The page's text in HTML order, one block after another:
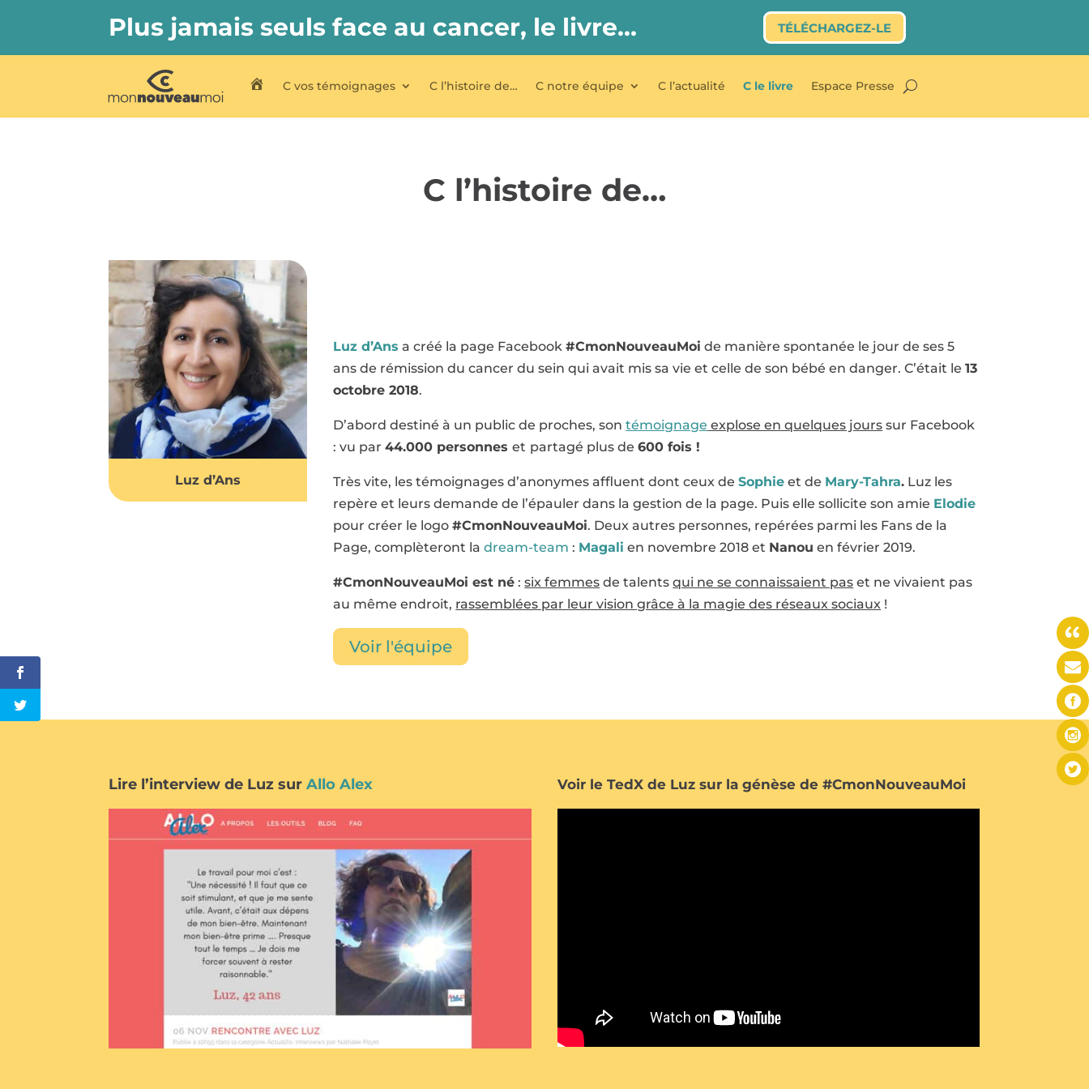
Plus jamais seuls face au cancer, le livre… TÉLÉCHARGEZ-LE
C My New Me
C vos témoignages C l’histoire de… C notre équipe C l’actualité C le livre Espace Presse
C l’histoire de…
Luz d’Ans
Luz d’Ans a créé la page Facebook#CmonNouveauMoi de manière spontanée le jour de ses 5
ans de rémission du cancer du sein qui avait mis sa vie et celle de son bébé en danger. C’était le13
octobre 2018.
D’abord destiné à un public de proches, sontémoignage explose en quelques jours sur Facebook
: vu par44.000 personneset partagé plus de600 fois !
Très vite, les témoignages d’anonymes affluent dont ceux deSophie et de Mary-Tahra. Luz les
repère et leurs demande de l’épauler dans la gestion de la page. Puis elle sollicite son amie Elodie
pour créer le logo#CmonNouveauMoi. Deux autres personnes, repérées parmi les Fans de la
Page, complèteront ladream-team : Magali en novembre 2018 et Nanou en février 2019.
#CmonNouveauMoi est né :six femmes de talentsqui ne se connaissaient pas et ne vivaient pas
au même endroit, rassemblées par leur vision grâce à la magie des réseaux sociaux !
Voir l'équipe
Lire l’interview de Luz surAllo Alex Voir le TedX de Luz sur la génèse de #CmonNouveauMoi